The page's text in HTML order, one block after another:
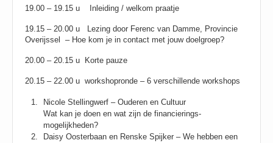
19.00 – 19.15 u Inleiding / welkom praatje
19.15 – 20.00 u Lezing door Ferenc van Damme, Provincie
Overijssel – Hoe kom je in contact met jouw doelgroep?
20.00 – 20.15 u Korte pauze
20.15 – 22.00 u workshopronde – 6 verschillende workshops
Nicole Stellingwerf – Ouderen en Cultuur
Wat kan je doen en wat zijn de financierings-
mogelijkheden?
Daisy Oosterbaan en Renske Spijker – We hebben een